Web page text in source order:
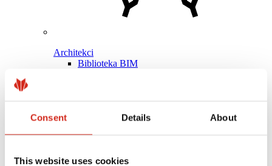
Consent Details About
This website uses cookies
Architekci
Biblioteka BIM